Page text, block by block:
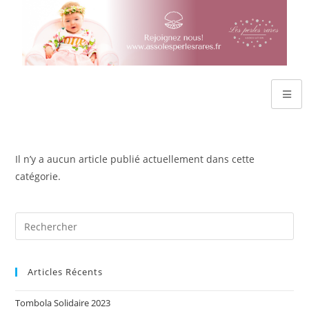
Il n’y a aucun article publié actuellement dans cette
catégorie.
Articles Récents
Tombola Solidaire 2023